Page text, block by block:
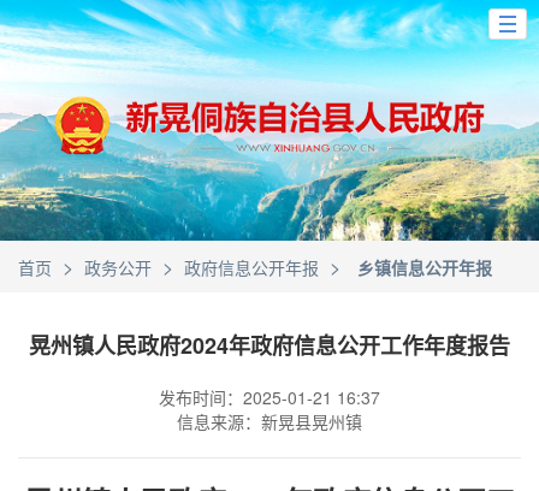
首页 > 政务公开 > 政府信息公开年报 > 乡镇信息公开年报
晃州镇人民政府2024年政府信息公开工作年度报告
发布时间：2025-01-21 16:37
信息来源：新晃县晃州镇